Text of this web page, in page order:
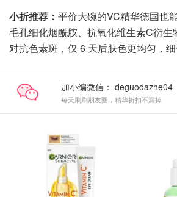
小折推荐： 平价大碗的VC精华德国也
毛孔细化烟酰胺、抗氧化维生素C衍
对抗色素斑，仅 6 天后肤色更均匀，
加小编微信：
每天刷刷朋友圈，精华折扣不漏掉